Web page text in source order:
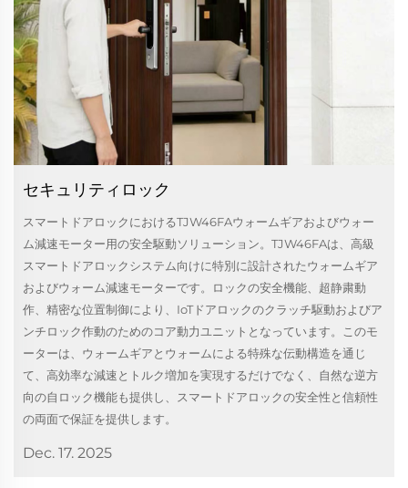
セキュリティロック
スマートドアロックにおけるTJW46FAウォームギアおよびウォー
ム減速モーター用の安全駆動ソリューション。TJW46FAは、高級
スマートドアロックシステム向けに特別に設計されたウォームギア
およびウォーム減速モーターです。ロックの安全機能、超静粛動
作、精密な位置制御により、IoTドアロックのクラッチ駆動およびア
ンチロック作動のためのコア動力ユニットとなっています。このモ
ーターは、ウォームギアとウォームによる特殊な伝動構造を通じ
て、高効率な減速とトルク増加を実現するだけでなく、自然な逆方
向の自ロック機能も提供し、スマートドアロックの安全性と信頼性
の両面で保証を提供します。
Dec. 17. 2025